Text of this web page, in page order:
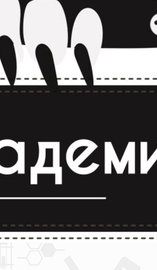
и конкурсы